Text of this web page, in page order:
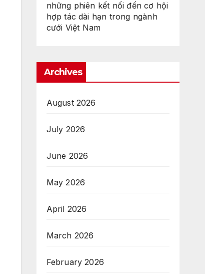
những phiên kết nối đến cơ hội
hợp tác dài hạn trong ngành
cưới Việt Nam
Archives
August 2026
July 2026
June 2026
May 2026
April 2026
March 2026
February 2026